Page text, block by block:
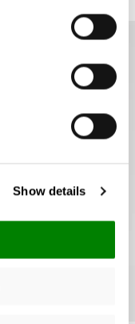
Show details